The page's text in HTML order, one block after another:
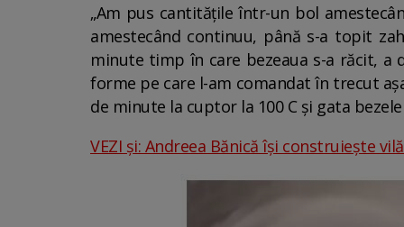
„Am pus cantitățile într-un bol
amestecând continuu, până s-a topit
minute timp în care bezeaua s-a răcit, a
forme pe care l-am comandat în trecut
de minute la cuptor la 100 C și gata
VEZI și: Andreea Bănică își construiește